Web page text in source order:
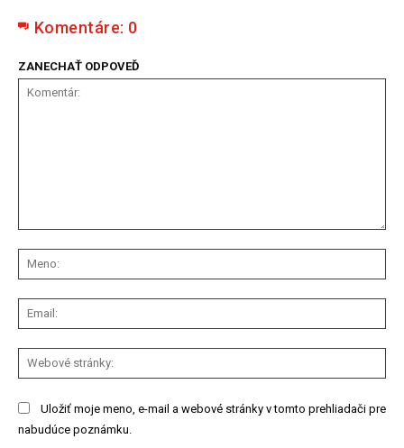
Komentáre: 0
ZANECHAŤ ODPOVEĎ
Uložiť moje meno, e-mail a webové stránky v tomto prehliadači pre
nabudúce poznámku.